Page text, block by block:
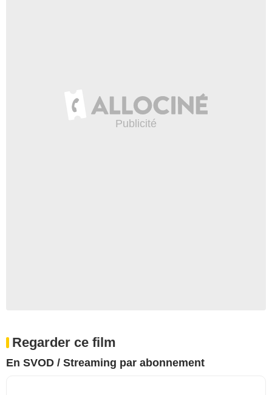
Regarder ce film
En SVOD / Streaming par abonnement